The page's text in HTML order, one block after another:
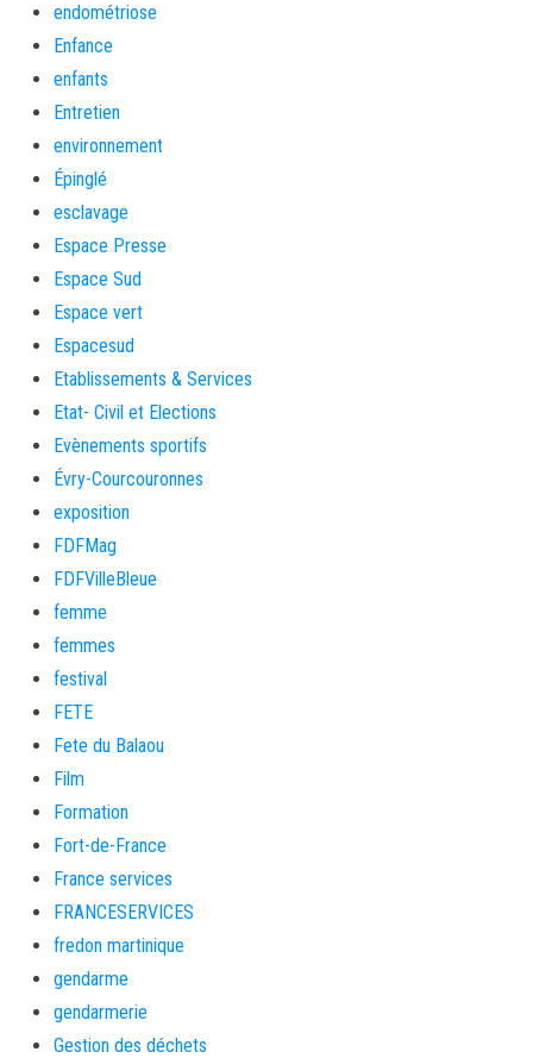
endométriose
Enfance
enfants
Entretien
environnement
Épinglé
esclavage
Espace Presse
Espace Sud
Espace vert
Espacesud
Etablissements & Services
Etat- Civil et Elections
Evènements sportifs
Évry-Courcouronnes
exposition
FDFMag
FDFVilleBleue
femme
femmes
festival
FETE
Fete du Balaou
Film
Formation
Fort-de-France
France services
FRANCESERVICES
fredon martinique
gendarme
gendarmerie
Gestion des déchets